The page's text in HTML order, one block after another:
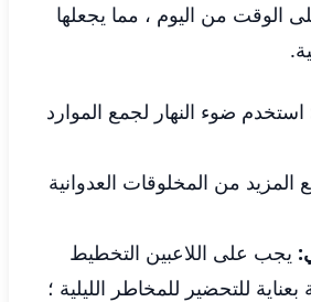
الوقت من اليوم ، مما يجعلها
استخدم ضوء النهار لجمع الموارد
المزيد من المخلوقات العدوانية
يجب على اللاعبين التخطيط
بعناية للتحضير للمخاطر الليلية ؛